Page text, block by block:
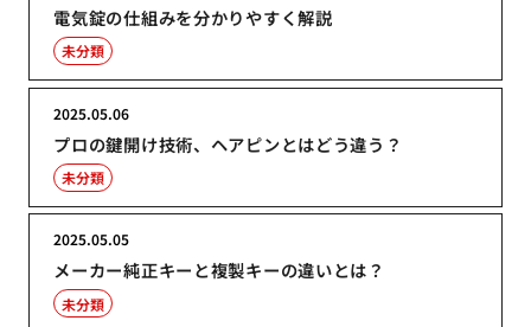
電気錠の仕組みを分かりやすく解説
未分類
プロの鍵開け技術、ヘアピンとはどう違う？
2025.05.06
未分類
メーカー純正キーと複製キーの違いとは？
2025.05.05
未分類